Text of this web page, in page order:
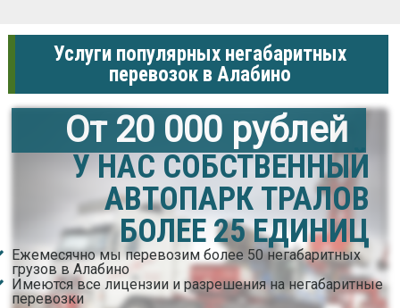
Услуги популярных негабаритных
перевозок в Алабино
От 20 000 рублей
У НАС СОБСТВЕННЫЙ
АВТОПАРК ТРАЛОВ
БОЛЕЕ 25 ЕДИНИЦ
Ежемесячно мы перевозим более 50 негабаритных
грузов в Алабино
Имеются все лицензии и разрешения на негабаритные
перевозки